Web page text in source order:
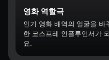
영화 역할극
인기 영화 배역의 얼굴을 바
한 코스프레 인플루언서가
요.